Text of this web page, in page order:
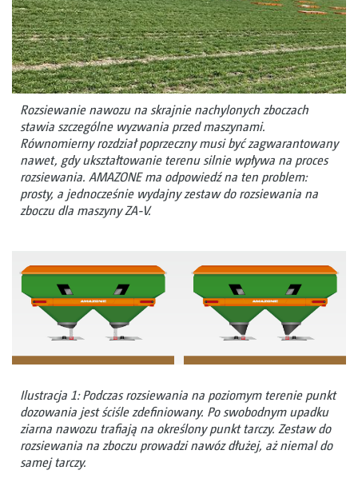
Rozsiewanie nawozu na skrajnie nachylonych zboczach
stawia szczególne wyzwania przed maszynami.
Równomierny rozdział poprzeczny musi być zagwarantowany
nawet, gdy ukształtowanie terenu silnie wpływa na proces
rozsiewania. AMAZONE ma odpowiedź na ten problem:
prosty, a jednocześnie wydajny zestaw do rozsiewania na
zboczu dla maszyny ZA-V.
Ilustracja 1: Podczas rozsiewania na poziomym terenie punkt
dozowania jest ściśle zdefiniowany. Po swobodnym upadku
ziarna nawozu trafiają na określony punkt tarczy. Zestaw do
rozsiewania na zboczu prowadzi nawóz dłużej, aż niemal do
samej tarczy.